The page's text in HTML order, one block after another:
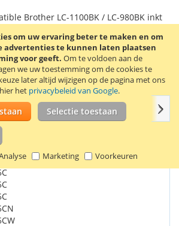
om uw ervaring beter te maken en om
advertenties te kunnen laten plaatsen
voor geeft. Om te voldoen aan de
we uw toestemming om de cookies te
later altijd wijzigen op de pagina met ons
het privacybeleid van Google.
Selectie toestaan
Marketing Voorkeuren
Brother LC-1100BK / LC-980BK inkt
voor de cartridges LC-38BK, LC-61BK,
jaar garantie!
Reviews